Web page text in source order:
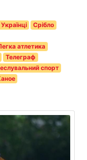
Українці
Срібло
атлетика
Телеграф
спорт